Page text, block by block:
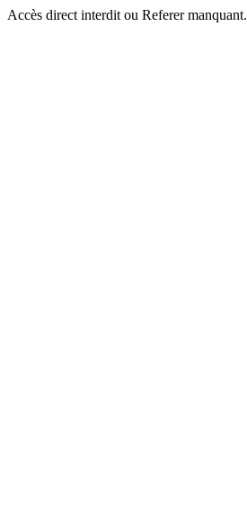
Accès direct interdit ou Referer manquant.